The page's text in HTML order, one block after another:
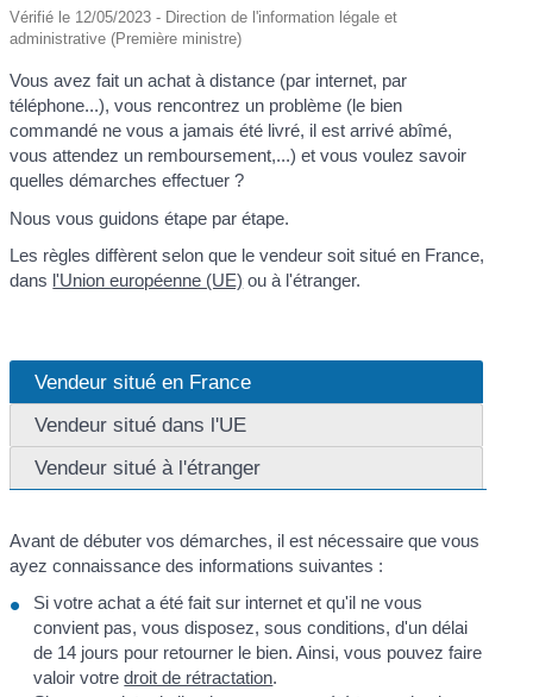
Vérifié le 12/05/2023 - Direction de l'information légale et
administrative (Première ministre)
Vous avez fait un achat à distance (par internet, par
téléphone...), vous rencontrez un problème (le bien
commandé ne vous a jamais été livré, il est arrivé abîmé,
vous attendez un remboursement,...) et vous voulez savoir
quelles démarches effectuer ?
Nous vous guidons étape par étape.
Les règles diffèrent selon que le vendeur soit situé en France,
dans l'Union européenne (UE) ou à l'étranger.
Vendeur situé en France
Vendeur situé dans l'UE
Vendeur situé à l'étranger
Avant de débuter vos démarches, il est nécessaire que vous
ayez connaissance des informations suivantes :
Si votre achat a été fait sur internet et qu'il ne vous
convient pas, vous disposez, sous conditions, d'un délai
de 14 jours pour retourner le bien. Ainsi, vous pouvez faire
valoir votredroit de rétractation.